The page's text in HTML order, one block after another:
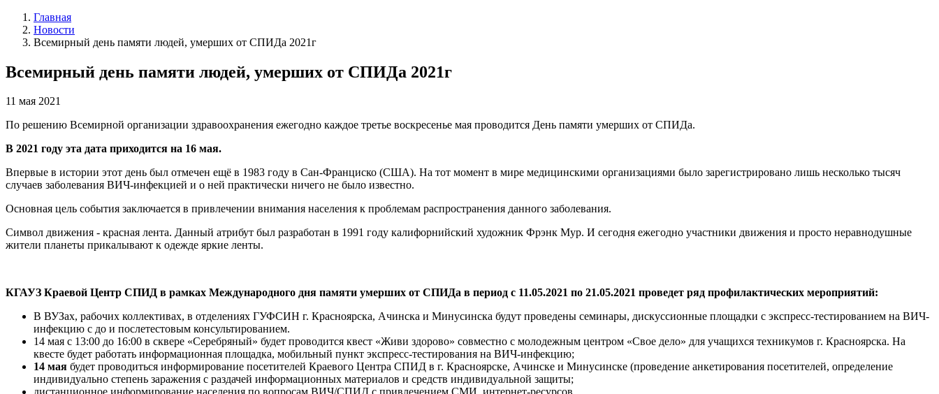
Главная
Новости
Всемирный день памяти людей, умерших от СПИДа 2021г
Всемирный день памяти людей, умерших от СПИДа 2021г
11 мая 2021
По решению Всемирной организации здравоохранения ежегодно каждое третье воскресенье мая проводится День памяти умерших от СПИДа.
В 2021 году эта дата приходится на 16 мая.
Впервые в истории этот день был отмечен ещё в 1983 году в Сан-Франциско (США). На тот момент в мире медицинскими организациями было зарегистрировано лишь несколько тысяч
случаев заболевания ВИЧ-инфекцией и о ней практически ничего не было известно.
Основная цель события заключается в привлечении внимания населения к проблемам распространения данного заболевания.
Символ движения - красная лента. Данный атрибут был разработан в 1991 году калифорнийский художник Фрэнк Мур. И сегодня ежегодно участники движения и просто неравнодушные
жители планеты прикалывают к одежде яркие ленты.
КГАУЗ Краевой Центр СПИД в рамках Международного дня памяти умерших от СПИДа в период с 11.05.2021 по 21.05.2021 проведет ряд профилактических мероприятий:
В ВУЗах, рабочих коллективах, в отделениях ГУФСИН г. Красноярска, Ачинска и Минусинска будут проведены семинары, дискуссионные площадки с экспресс-тестированием на ВИЧ-
инфекцию с до и послетестовым консультированием.
14 мая с 13:00 до 16:00 в сквере «Серебряный» будет проводится квест «Живи здорово» совместно с молодежным центром «Свое дело» для учащихся техникумов г. Красноярска. На
квесте будет работать информационная площадка, мобильный пункт экспресс-тестирования на ВИЧ-инфекцию;
14 мая будет проводиться информирование посетителей Краевого Центра СПИД в г. Красноярске, Ачинске и Минусинске (проведение анкетирования посетителей, определение
индивидуально степень заражения с раздачей информационных материалов и средств индивидуальной защиты;